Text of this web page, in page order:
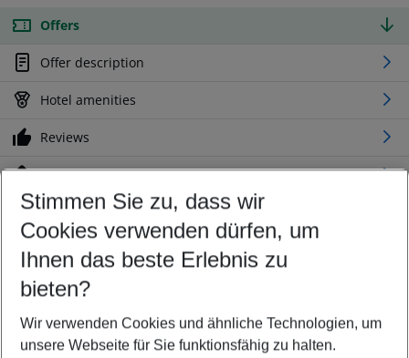
Offers
Offer description
Hotel amenities
Reviews
Location
Customize your offer
Find the perfect deal which suits your best
Your departure airport
Any airport
Select your date range
09/08/26–07/08/27 5-8 nights
Stimmen Sie zu, dass wir
Cookies verwenden dürfen, um
Ihnen das beste Erlebnis zu
bieten?
Wir verwenden Cookies und ähnliche Technologien, um
unsere Webseite für Sie funktionsfähig zu halten.